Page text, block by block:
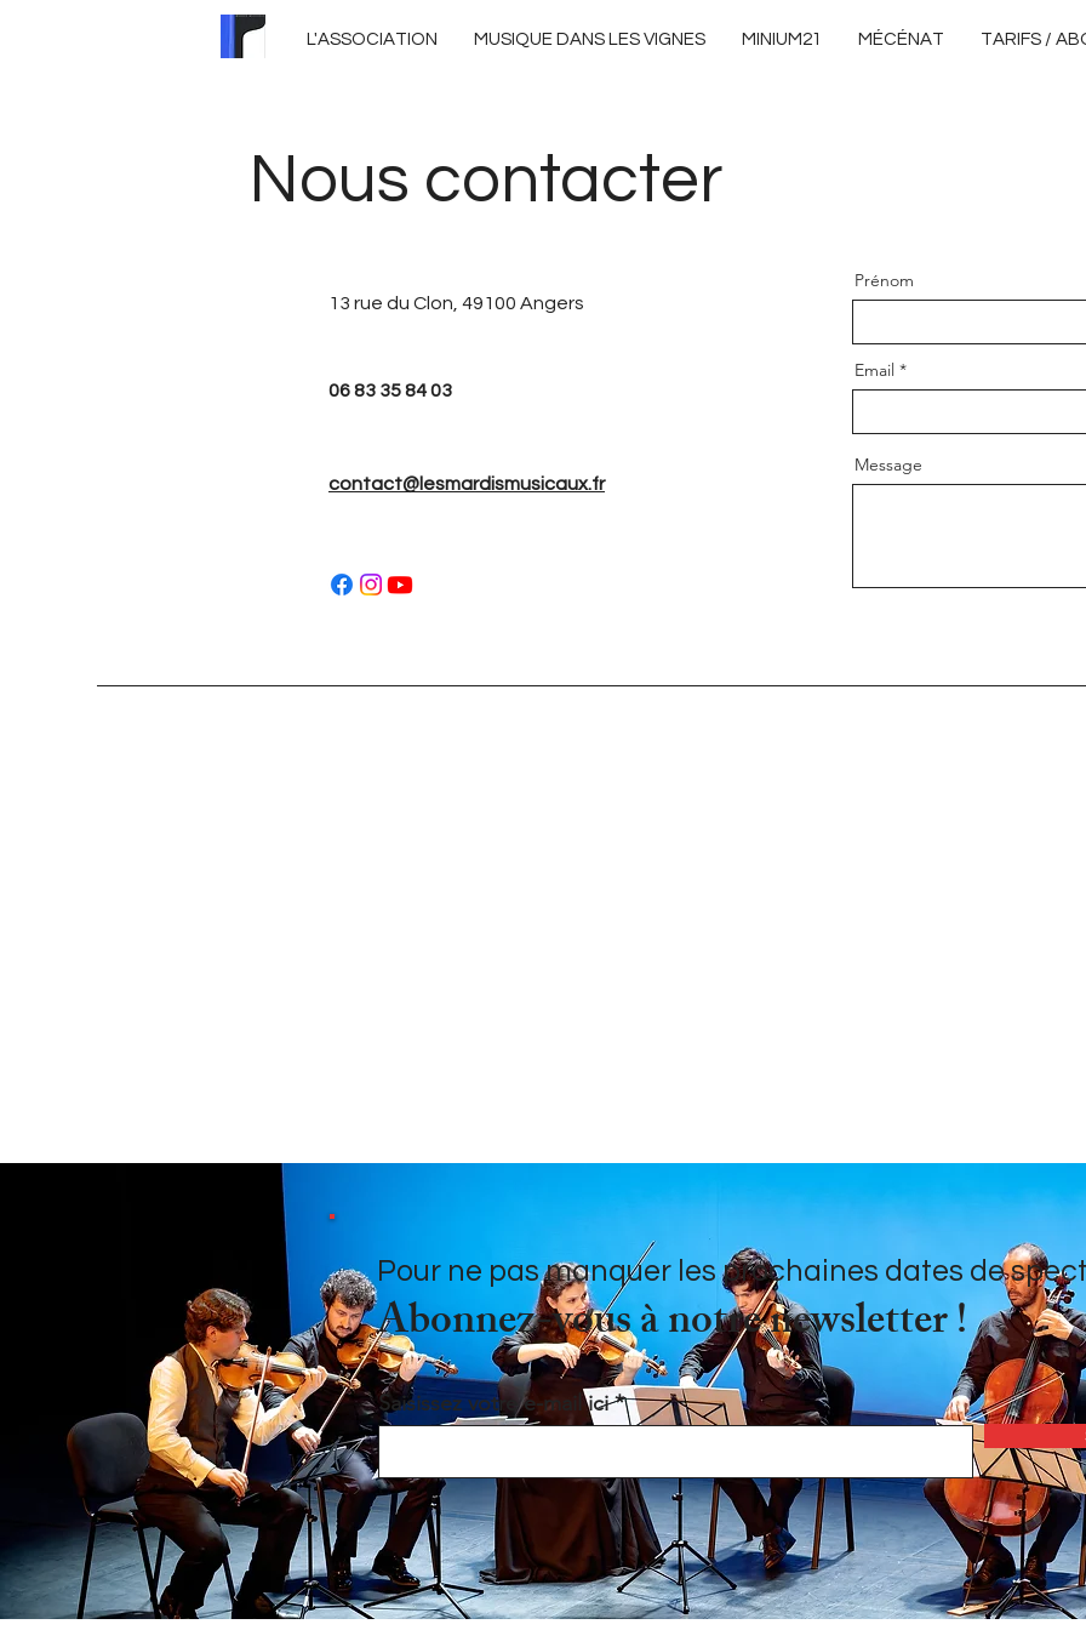
L'ASSOCIATION MUSIQUE DANS LES VIGNES MINIUM21 MÉCÉNAT TARIFS /
Nous contacter
13 rue du Clon, 49100 Angers
06 83 35 84 03
contact@lesmardismusicaux.fr
Prénom
Email
Message
Pour ne pas manquer les prochaines dates de
Abonnez-vous à notre newsletter !
Saisissez votre e-mail ici